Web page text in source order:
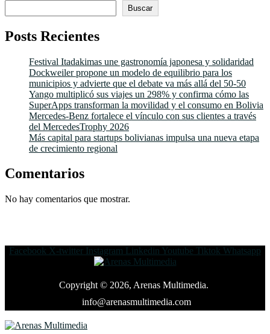
Buscar
Posts Recientes
Festival Itadakimas une gastronomía japonesa y solidaridad
Dockweiler propone un modelo de equilibrio para los
municipios y advierte que el debate va más allá del 50-50
Yango multiplicó sus viajes un 298% y confirma cómo las
SuperApps transforman la movilidad y el consumo en Bolivia
Mercedes-Benz fortalece el vínculo con sus clientes a través
del MercedesTrophy 2026
Más capital para startups bolivianas impulsa una nueva etapa
de crecimiento regional
Comentarios
No hay comentarios que mostrar.
Facebook X-twitter Instagram Linkedin Youtube Tiktok Whatsapp
Copyright © 2026, Arenas Multimedia.
info@arenasmultimedia.com